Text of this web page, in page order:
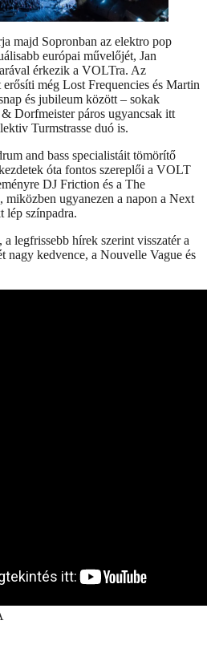
majd Sopronban az elektro pop
európai művelőjét, Jan
érkezik a VOLTra. Az
még Lost Frequencies és Martin
és jubileum között – sokak
Dorfmeister páros ugyancsak itt
Turmstrasse duó is.
and bass specialistáit tömörítő
óta fontos szereplői a VOLT
DJ Friction és a The
miközben ugyanezen a napon a Next
lép színpadra.
legfrissebb hírek szerint visszatér a
nagy kedvence, a Nouvelle Vague és